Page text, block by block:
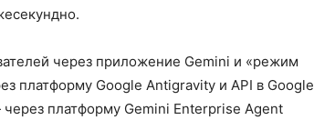
через приложение Gemini и «режим
платформу Google Antigravity и API в Google
платформу Gemini Enterprise Agent